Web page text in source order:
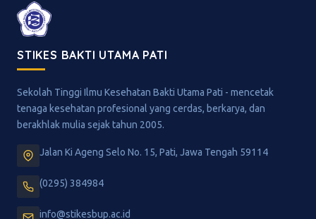
STIKES BAKTI UTAMA PATI
Sekolah Tinggi Ilmu Kesehatan Bakti Utama Pati - mencetak
tenaga kesehatan profesional yang cerdas, berkarya, dan
berakhlak mulia sejak tahun 2005.
Jalan Ki Ageng Selo No. 15, Pati, Jawa Tengah 59114
(0295) 384984
info@stikesbup.ac.id